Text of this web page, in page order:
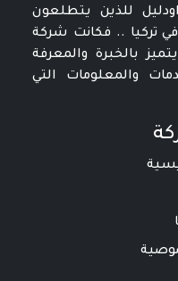
للذين يتطلعون
في تركيا .. فكانت شركة
بالخبرة والمعرفة
والمعلومات التي